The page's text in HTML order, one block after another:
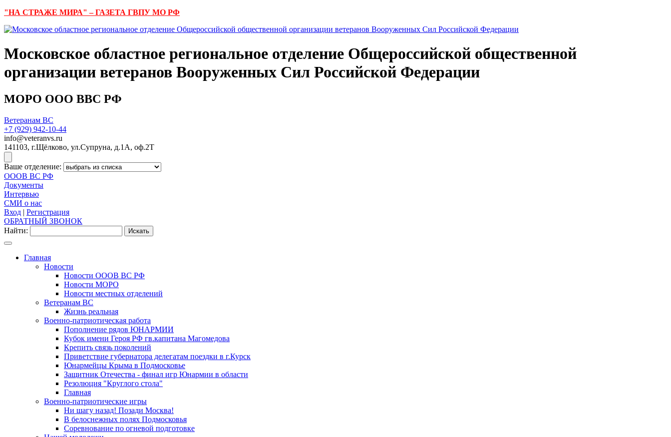
"НА СТРАЖЕ МИРА" – ГАЗЕТА ГВПУ МО РФ
Московское областное региональное отделение Общероссийской общественной
организации ветеранов Вооруженных Сил Российской Федерации
МОРО ООО ВВС РФ
Ветеранам ВС
+7 (929) 942-10-44
info@veteranvs.ru
141103, г.Щёлково, ул.Супруна, д.1А, оф.2Т
Ваше отделение:
ОООВ ВС РФ
Документы
Интервью
СМИ о нас
Вход | Регистрация
ОБРАТНЫЙ ЗВОНОК
Найти:
Главная
Новости
Новости ОООВ ВС РФ
Новости МОРО
Новости местных отделений
Ветеранам ВС
Жизнь реальная
Военно-патриотическая работа
Пополнение рядов ЮНАРМИИ
Кубок имени Героя РФ гв.капитана Магомедова
Крепить связь поколений
Приветствие губернатора делегатам поездки в г.Курск
Юнармейцы Крыма в Подмосковье
Защитник Отечества - финал игр Юнармии в области
Резолюция "Круглого стола"
Главная
Военно-патриотические игры
Ни шагу назад! Позади Москва!
В белоснежных полях Подмосковья
Соревнование по огневой подготовке